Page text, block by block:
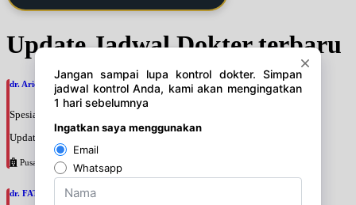
Update Jadwal Dokter terbaru
dr. Ario Baskoro, SpU
Spesialis: Bedah Urologi
Update terakhir: 2026-08-06 18:46:06
Pusat Pertamina
dr. FATAN ABSHARI, SpU